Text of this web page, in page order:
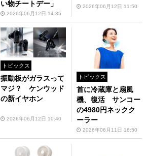
い物チートデー」
2026年06月12日 14:35
2026年06月12日 11:50
トピックス
振動板がガラスって
マジ？ ケンウッド
の新イヤホン
2026年06月12日 10:40
トピックス
首に冷蔵庫と扇風
機、復活 サンコー
の4980円ネックク
ーラー
2026年06月11日 16:50